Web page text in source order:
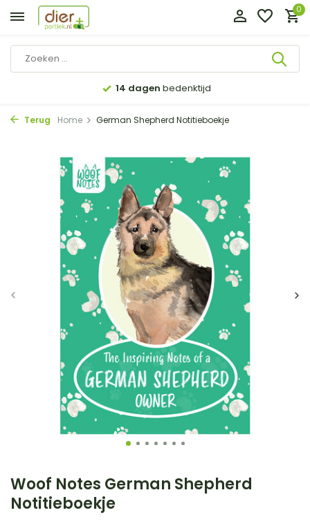
0
14 dagen bedenktijd
Terug Home German Shepherd Notitieboekje
Woof Notes German Shepherd
Notitieboekje